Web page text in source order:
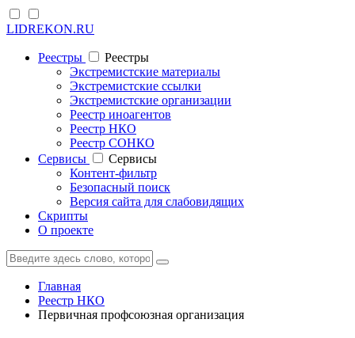
LIDREKON.RU
Реестры
Реестры
Экстремистские материалы
Экстремистские ссылки
Экстремистские организации
Реестр иноагентов
Реестр НКО
Реестр СОНКО
Cервисы
Cервисы
Контент-фильтр
Безопасный поиск
Версия сайта для слабовидящих
Скрипты
О проекте
Главная
Реестр НКО
Первичная профсоюзная организация